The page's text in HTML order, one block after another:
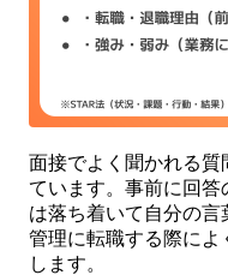
面接でよく聞かれる質
ています。事前に回答
は落ち着いて自分の
管理に転職する際によ
します。